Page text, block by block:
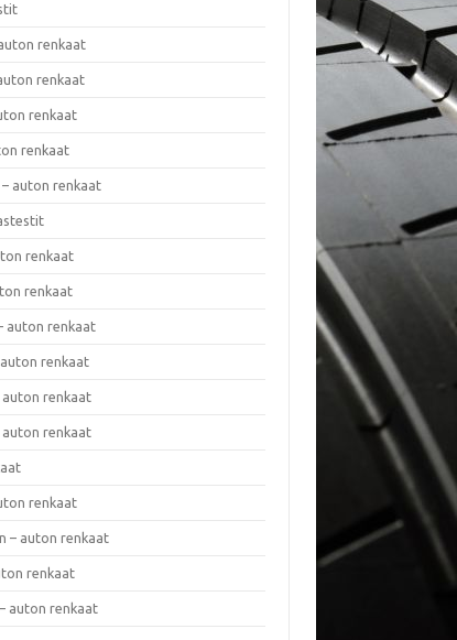
renkaat
renkaat
renkaat
renkaat
auton renkaat
renkaat
renkaat
auton renkaat
renkaat
auton renkaat
auton renkaat
renkaat
– auton renkaat
renkaat
auton renkaat